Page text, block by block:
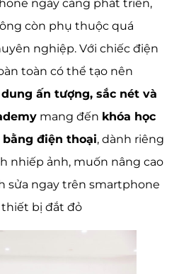
ngày càng phát triển,
còn phụ thuộc quá
nghiệp. Với chiếc điện
toàn có thể tạo nên
ấn tượng, sắc nét và
mang đến khóa học
điện thoại, dành riêng
nhiếp ảnh, muốn nâng cao
sửa ngay trên smartphone
bị đắt đỏ